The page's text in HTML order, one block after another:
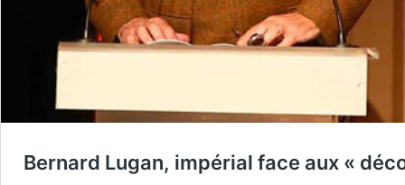
Bernard Lugan, impérial face aux «